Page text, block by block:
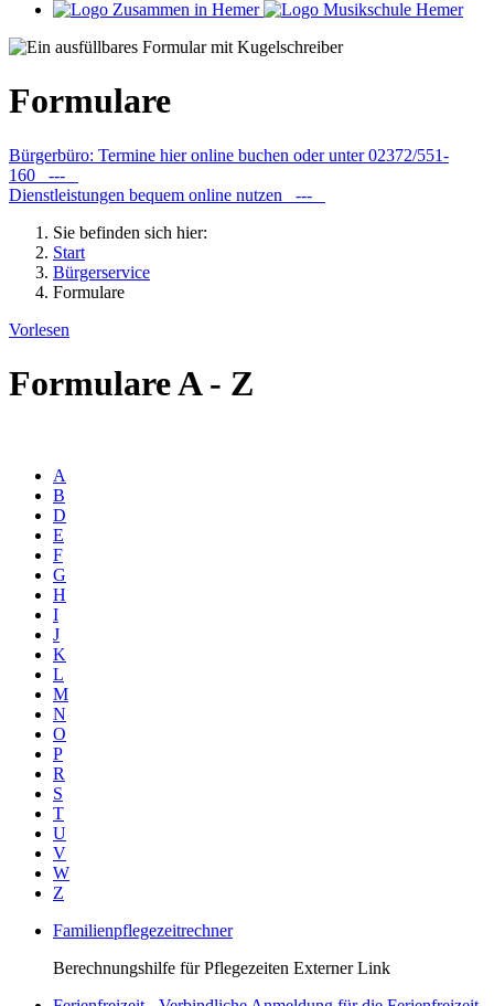
Formulare
Bürgerbüro: Termine hier online buchen oder unter 02372/551-
160 ---
Dienstleistungen bequem online nutzen ---
Sie befinden sich hier:
Start
Bürgerservice
Formulare
Vorlesen
Formulare A - Z
A
B
D
E
F
G
H
I
J
K
L
M
N
O
P
R
S
T
U
V
W
Z
Familienpflegezeitrechner
Berechnungshilfe für Pflegezeiten Externer Link